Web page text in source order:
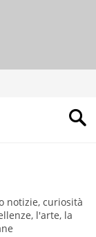
notizie, curiosità
l'arte, la